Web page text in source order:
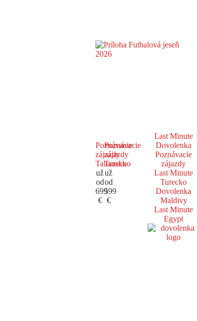
Poznávacie
zájazdy
Taliansko
už
od
699
€
Poznávacie
zájazdy
Turecko
už
od
599
€
Last Minute
Dovolenka
Poznávacie
zájazdy
Last Minute
Turecko
Dovolenka
Maldivy
Last Minute
Egypt